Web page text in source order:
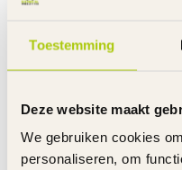
Toestemming
Deze website maakt
We gebruiken cookies
personaliseren, om
Razor Controle
Razor
Rider 360 -